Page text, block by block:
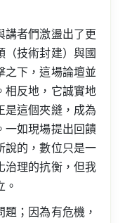
講者們激盪出了更
（技術封建）與國
之下，這場論壇並
相反地，它誠實地
是這個夾縫，成為
一如現場提出回饋
說的，數位只是一
治理的抗衡，但我
；因為有危機，